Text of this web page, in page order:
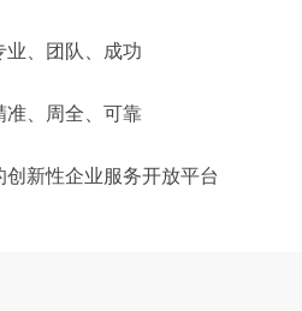
业、团队、成功
准、周全、可靠
新性企业服务开放平台